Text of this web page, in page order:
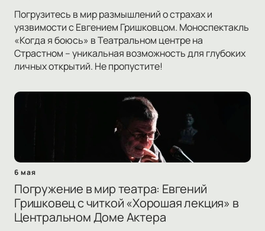
Погрузитесь в мир размышлений о страхах и
уязвимости с Евгением Гришковцом. Моноспектакль
«Когда я боюсь» в Театральном центре на
Страстном – уникальная возможность для глубоких
личных открытий. Не пропустите!
6 мая
Погружение в мир театра: Евгений
Гришковец с читкой «Хорошая лекция» в
Центральном Доме Актера